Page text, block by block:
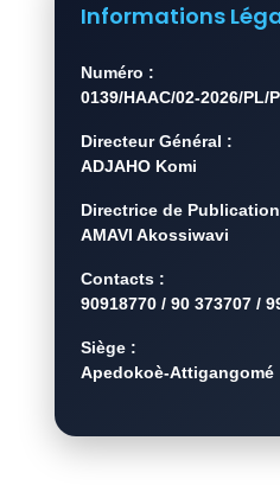
Informations
Numéro :
0139/HAAC/02-2026/PL/P
Directeur Général :
ADJAHO Komi
Directrice de
AMAVI Akossiwavi
Contacts :
90918770 / 90 373707 /
Siège :
Apedokoè-Attigangomé